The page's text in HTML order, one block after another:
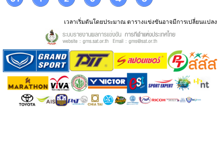
เวลาเริ่มตันโดยประมาณ ตารางแข่งขันอาจมีการเปลี่ยนแปลง